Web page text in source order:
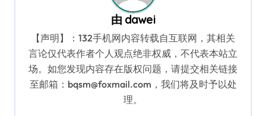
由 dawei
【声明】：132手机网内容转载自互联网，其相关
言论仅代表作者个人观点绝非权威，不代表本站立
场。如您发现内容存在版权问题，请提交相关链接
至邮箱：bqsm@foxmail.com，我们将及时予以处
理。